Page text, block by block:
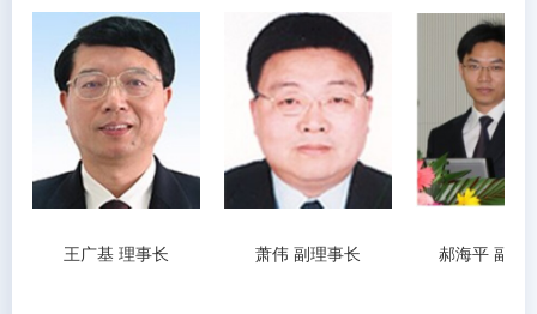
王广基 理事长 萧伟 副理事长 郝海平 副理